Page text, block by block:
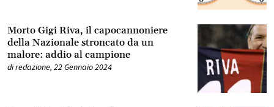
Morto Gigi Riva, il capocannoniere
della Nazionale stroncato da un
malore: addio al campione
diredazione, 22 Gennaio 2024